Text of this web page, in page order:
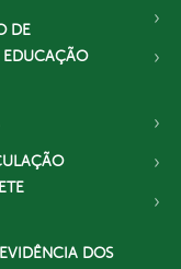
DE
DOS